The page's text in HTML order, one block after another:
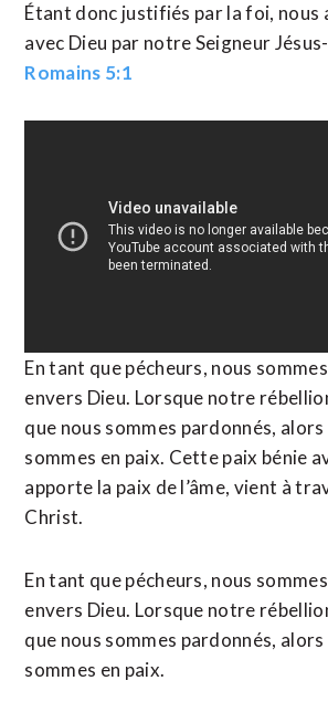
Étant donc justifiés par la foi, nous
avec Dieu par notre Seigneur
Romains 5:1
En tant que pécheurs, nous
envers Dieu. Lorsque notre
que nous sommes pardonnés, alors
sommes en paix. Cette paix bénie
apporte la paix de l’âme, vient à
Christ.
En tant que pécheurs, nous
envers Dieu. Lorsque notre
que nous sommes pardonnés, alors
sommes en paix.